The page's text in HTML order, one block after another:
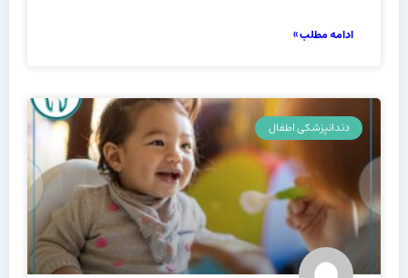
ادامه مطلب »
دندانپزشکی اطفال